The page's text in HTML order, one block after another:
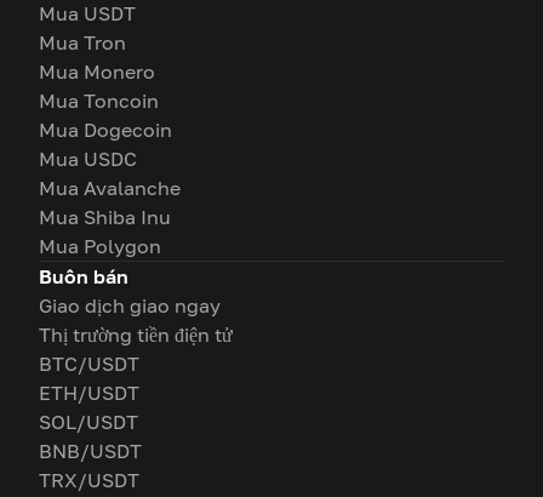
Mua USDT
Mua Tron
Mua Monero
Mua Toncoin
Mua Dogecoin
Mua USDC
Mua Avalanche
Mua Shiba Inu
Mua Polygon
Buôn bán
Giao dịch giao ngay
Thị trường tiền điện tử
BTC/USDT
ETH/USDT
SOL/USDT
BNB/USDT
TRX/USDT